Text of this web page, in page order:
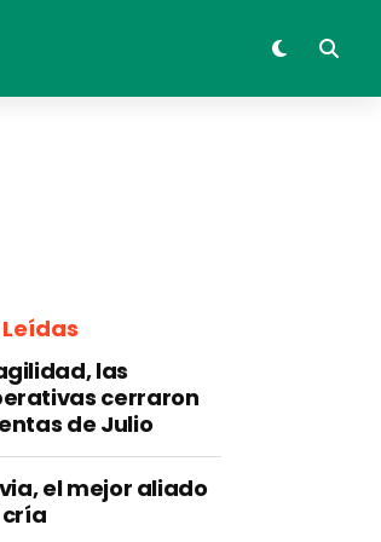
las
cerraron
de Julio
el mejor aliado